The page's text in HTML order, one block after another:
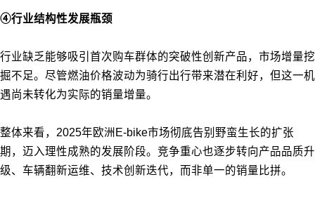
④行业结构性发展瓶颈
行业缺乏能够吸引首次购车群体的突破性创新产品，市场增量挖
掘不足。尽管燃油价格波动为骑行出行带来潜在利好，但这一机
遇尚未转化为实际的销量增量。
整体来看，2025年欧洲E-bike市场彻底告别野蛮生长的扩张
期，迈入理性成熟的发展阶段。竞争重心也逐步转向产品品质升
级、车辆翻新运维、技术创新迭代，而非单一的销量比拼。